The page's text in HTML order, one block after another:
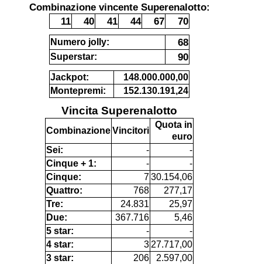
Combinazione vincente Superenalotto:
11
40 41 44 67 70
Numero jolly: 68
Superstar: 90
Jackpot:
148.000.000,00
Montepremi:
152.130.191,24
Vincita Superenalotto
CombinazioneVincitori
Quota in
euro
Sei:
-
-
Cinque + 1:
-
-
Cinque:
730.154,06
Quattro:
768
277,17
Tre:
24.831
25,97
Due:
367.716
5,46
5 star:
-
-
4 star:
3 27.717,00
3 star:
206
2.597,00